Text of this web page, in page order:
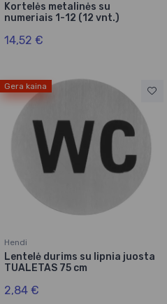
Kortelės metalinės su
numeriais 1-12 (12 vnt.)
14,52 €
Gera kaina
Hendi
Lentelė durims su lipnia juosta
TUALETAS 75 cm
2,84 €